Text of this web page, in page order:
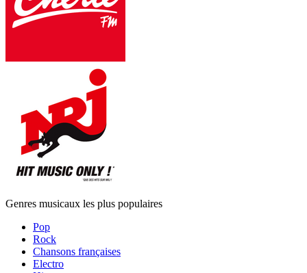
Genres musicaux les plus populaires
Pop
Rock
Chansons françaises
Electro